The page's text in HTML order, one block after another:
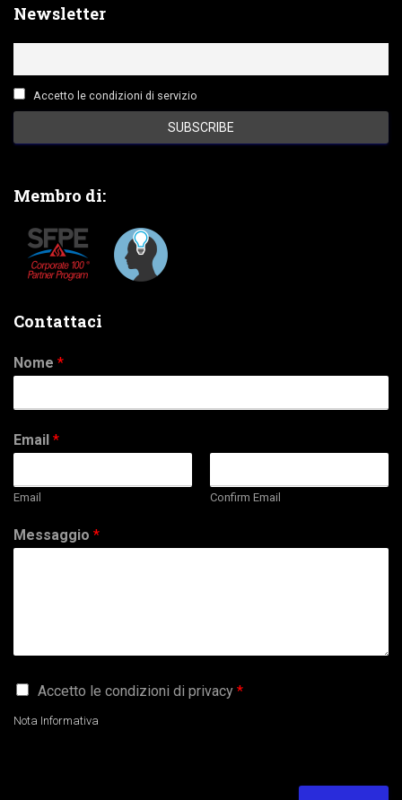
Newsletter
Accetto le condizioni di servizio
Membro di:
Contattaci
Nome *
Email *
Email Confirm Email
Messaggio *
G
P
Accetto le condizioni di privacy *
Nota Informativa